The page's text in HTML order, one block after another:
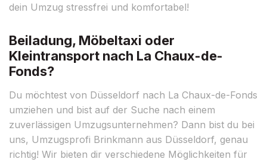
dein Umzug stressfrei und komfortabel!
Beiladung, Möbeltaxi oder
Kleintransport nach La Chaux-de-
Fonds?
Du möchtest von Düsseldorf nach La Chaux-de-Fonds
umziehen und bist auf der Suche nach einem
zuverlässigen Umzugsunternehmen? Dann bist du bei
uns, Umzugsprofi Brinkmann aus Düsseldorf, genau
richtig! Wir bieten dir verschiedene Möglichkeiten für